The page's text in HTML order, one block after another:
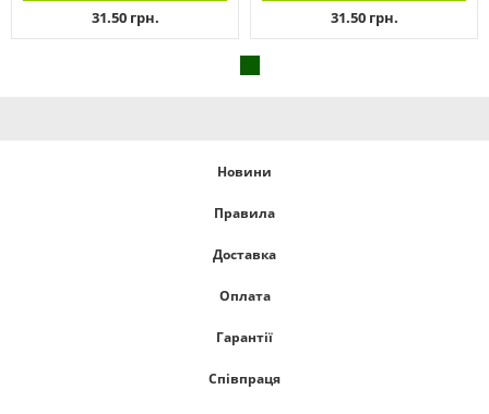
31.50 грн.
31.50 грн.
Новини
Правила
Доставка
Оплата
Гарантії
Співпраця